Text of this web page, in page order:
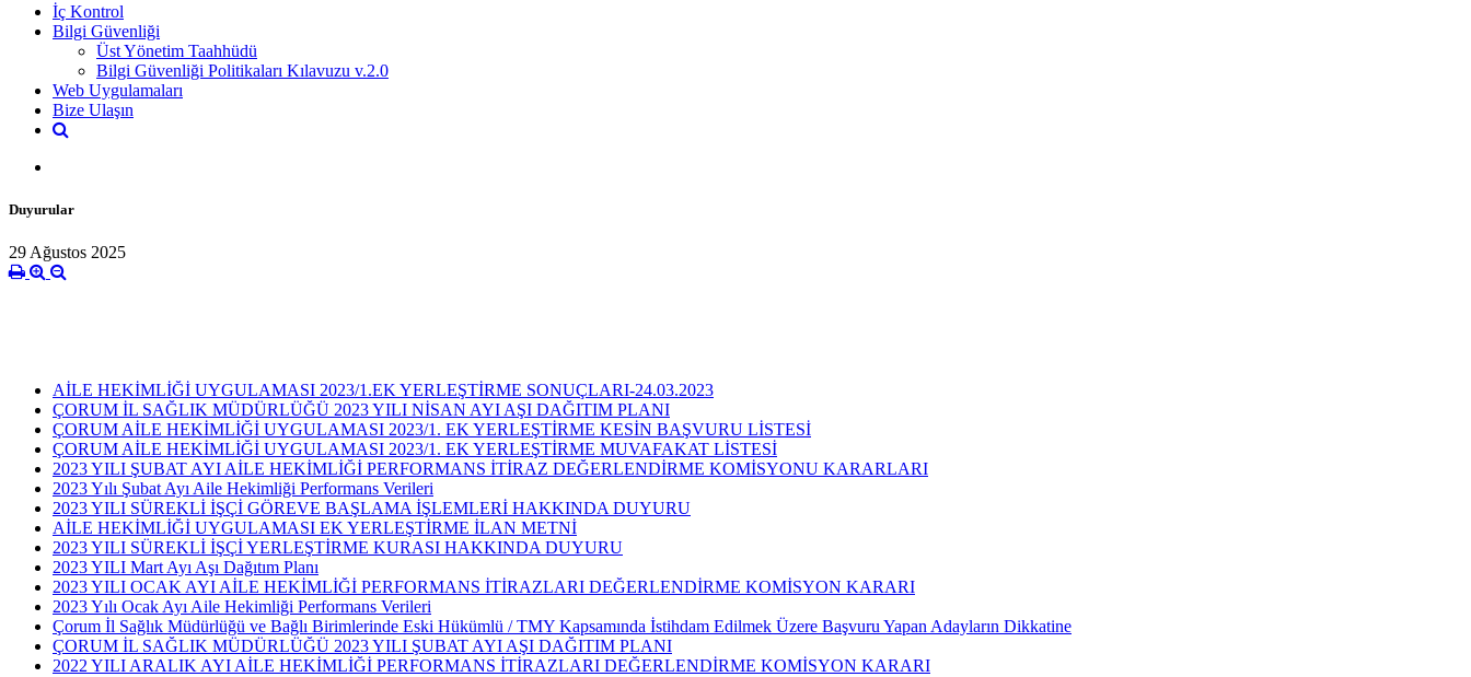
İç Kontrol
Bilgi Güvenliği
Üst Yönetim Taahhüdü
Bilgi Güvenliği Politikaları Kılavuzu v.2.0
Web Uygulamaları
Bize Ulaşın
Duyurular
29 Ağustos 2025
AİLE HEKİMLİĞİ UYGULAMASI 2023/1.EK YERLEŞTİRME SONUÇLARI-24.03.2023
ÇORUM İL SAĞLIK MÜDÜRLÜĞÜ 2023 YILI NİSAN AYI AŞI DAĞITIM PLANI
ÇORUM AİLE HEKİMLİĞİ UYGULAMASI 2023/1. EK YERLEŞTİRME KESİN BAŞVURU LİSTESİ
ÇORUM AİLE HEKİMLİĞİ UYGULAMASI 2023/1. EK YERLEŞTİRME MUVAFAKAT LİSTESİ
2023 YILI ŞUBAT AYI AİLE HEKİMLİĞİ PERFORMANS İTİRAZ DEĞERLENDİRME KOMİSYONU KARARLARI
2023 Yılı Şubat Ayı Aile Hekimliği Performans Verileri
2023 YILI SÜREKLİ İŞÇİ GÖREVE BAŞLAMA İŞLEMLERİ HAKKINDA DUYURU
AİLE HEKİMLİĞİ UYGULAMASI EK YERLEŞTİRME İLAN METNİ
2023 YILI SÜREKLİ İŞÇİ YERLEŞTİRME KURASI HAKKINDA DUYURU
2023 YILI Mart Ayı Aşı Dağıtım Planı
2023 YILI OCAK AYI AİLE HEKİMLİĞİ PERFORMANS İTİRAZLARI DEĞERLENDİRME KOMİSYON KARARI
2023 Yılı Ocak Ayı Aile Hekimliği Performans Verileri
Çorum İl Sağlık Müdürlüğü ve Bağlı Birimlerinde Eski Hükümlü / TMY Kapsamında İstihdam Edilmek Üzere Başvuru Yapan Adayların Dikkatine
ÇORUM İL SAĞLIK MÜDÜRLÜĞÜ 2023 YILI ŞUBAT AYI AŞI DAĞITIM PLANI
2022 YILI ARALIK AYI AİLE HEKİMLİĞİ PERFORMANS İTİRAZLARI DEĞERLENDİRME KOMİSYON KARARI